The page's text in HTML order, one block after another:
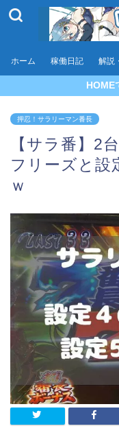
ホーム 稼働日記 解説
HOME
押忍！サラリーマン番長
【サラ番】2
フリーズと設
ｗ